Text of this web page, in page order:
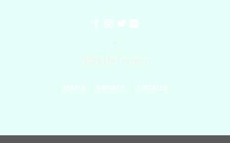
TERMS PRIVACY COOKIES